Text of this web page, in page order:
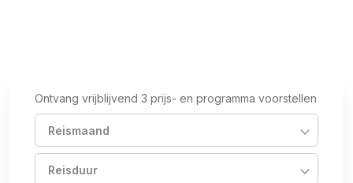
Ontvang vrijblijvend 3 prijs- en programma voorstellen
Reismaand
Reisduur